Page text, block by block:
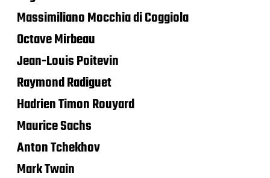
Massimiliano Mocchia di Coggiola
Octave Mirbeau
Jean-Louis Poitevin
Raymond Radiguet
Hadrien Timon Rouyard
Maurice Sachs
Anton Tchekhov
Mark Twain